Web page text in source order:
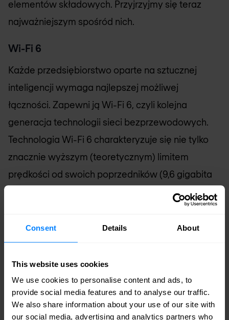
Consent Details About
This website uses cookies
We use cookies to personalise content and ads, to
provide social media features and to analyse our traffic.
We also share information about your use of our site with
our social media, advertising and analytics partners who
elementów składowych. Przyjrzyjmy się teraz
najważniejszym spośród nich.
Wi-Fi 6
Każde przedsiębiorstwo oparte na sztucznej
inteligencji wymaga najlepszej możliwej
łączności. Zapewni ją Wi-Fi 6, czyli kolejna
generacja technologii sieci bezprzewodowych.
Technologia Wi-Fi 6 charakteryzuje się nie tylko
znacznie wyższym (teoretycznym) limitem
prędkości od swoich poprzedników (9,6 gigabita
na sekundę w porównaniu z 3,5 Gbps w
przypadku Wi-Fi 5), ale także znacznie lepszą
wydajnością obsługi dużej liczby urządzeń
podłączonych do sieci. Technologia Wi-Fi 6
umożliwia routerom jednoczesną komunikację z
większą liczbą urządzeń, pozwalając im na
wysyłanie danych do wielu odbiorców w ramach
jednej transmisji oraz zapewnia możliwość